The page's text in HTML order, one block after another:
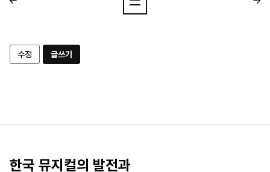
수정 글쓰기
한국 뮤지컬의 발전과